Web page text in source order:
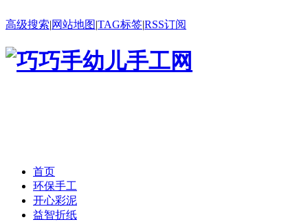
高级搜索|网站地图|TAG标签|RSS订阅
首页
环保手工
开心彩泥
益智折纸